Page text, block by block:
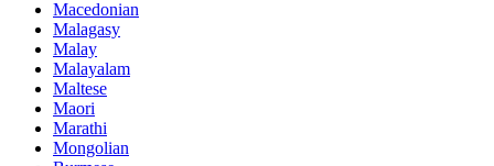
Macedonian
Malagasy
Malay
Malayalam
Maltese
Maori
Marathi
Mongolian